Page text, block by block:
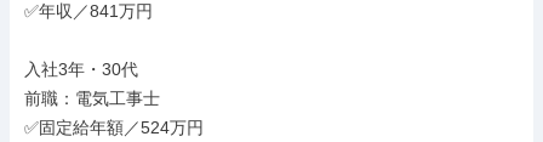
✅年収／841万円
入社3年・30代
前職：電気工事士
✅固定給年額／524万円